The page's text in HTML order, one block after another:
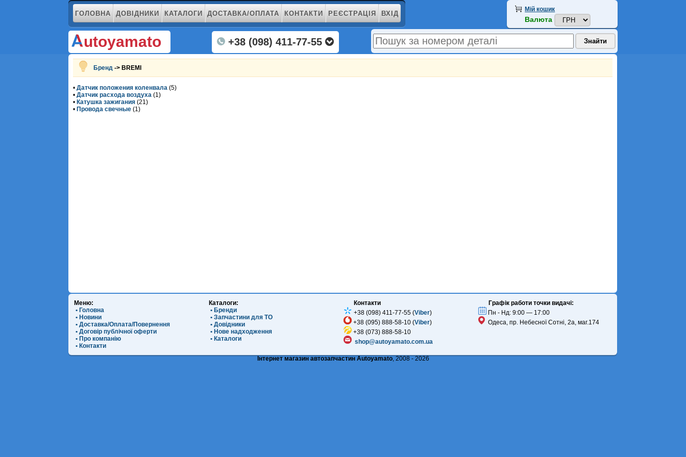
ГОЛОВНА ДОВІДНИКИ КАТАЛОГИ ДОСТАВКА/ОПЛАТА КОНТАКТИ РЕЄСТРАЦІЯ ВХІД
utoyamato +38 (098) 411-77-55
Мій кошик
Валюта
Бренд -> BREMI
•Датчик положения коленвала (5)
•Датчик расхода воздуха (1)
• Катушка зажигания (21)
• Провода свечные (1)
Меню:
• Головна
• Новини
• Доставка/Оплата/Повернення
• Договір публічної оферти
• Про компанію
• Контакти
Каталоги:
• Бренди
• Запчастини для ТО
• Довідники
• Нове надходження
• Каталоги
Контакти
+38 (098) 411-77-55 (Viber)
+38 (095) 888-58-10 (Viber)
+38 (073) 888-58-10
shop@autoyamato.com.ua
Графік работи точки видачі:
Пн - Нд: 9:00 — 17:00
Одеса, пр. Небесної Сотні, 2а, маг.174
Інтернет магазин автозапчастин Autoyamato, 2008 - 2026